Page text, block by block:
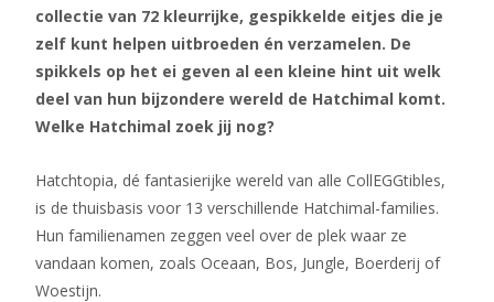
collectie van 72 kleurrijke, gespikkelde eitjes die je
zelf kunt helpen uitbroeden én verzamelen. De
spikkels op het ei geven al een kleine hint uit welk
deel van hun bijzondere wereld de Hatchimal komt.
Welke Hatchimal zoek jij nog?
Hatchtopia, dé fantasierijke wereld van alle CollEGGtibles,
is de thuisbasis voor 13 verschillende Hatchimal-families.
Hun familienamen zeggen veel over de plek waar ze
vandaan komen, zoals Oceaan, Bos, Jungle, Boerderij of
Woestijn.